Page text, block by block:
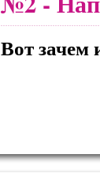
Вот зачем